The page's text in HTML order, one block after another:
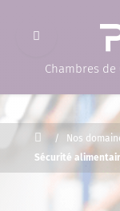
Ouvrir le menu
Chambres
Accueil
/ Nos
Sécurité